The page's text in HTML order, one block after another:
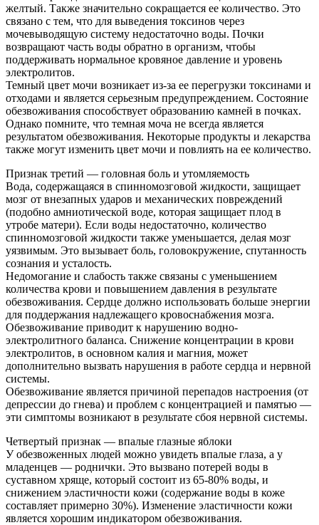
желтый. Также значительно сокращается ее количество. Это
связано с тем, что для выведения токсинов через
мочевыводящую систему недостаточно воды. Почки
возвращают часть воды обратно в организм, чтобы
поддерживать нормальное кровяное давление и уровень
электролитов.
Темный цвет мочи возникает из-за ее перегрузки токсинами и
отходами и является серьезным предупреждением. Состояние
обезвоживания способствует образованию камней в почках.
Однако помните, что темная моча не всегда является
результатом обезвоживания. Некоторые продукты и лекарства
также могут изменить цвет мочи и повлиять на ее количество.
Признак третий — головная боль и утомляемость
Вода, содержащаяся в спинномозговой жидкости, защищает
мозг от внезапных ударов и механических повреждений
(подобно амниотической воде, которая защищает плод в
утробе матери). Если воды недостаточно, количество
спинномозговой жидкости также уменьшается, делая мозг
уязвимым. Это вызывает боль, головокружение, спутанность
сознания и усталость.
Недомогание и слабость также связаны с уменьшением
количества крови и повышением давления в результате
обезвоживания. Сердце должно использовать больше энергии
для поддержания надлежащего кровоснабжения мозга.
Обезвоживание приводит к нарушению водно-
электролитного баланса. Снижение концентрации в крови
электролитов, в основном калия и магния, может
дополнительно вызвать нарушения в работе сердца и нервной
системы.
Обезвоживание является причиной перепадов настроения (от
депрессии до гнева) и проблем с концентрацией и памятью —
эти симптомы возникают в результате сбоя нервной системы.
Четвертый признак — впалые глазные яблоки
У обезвоженных людей можно увидеть впалые глаза, а у
младенцев — роднички. Это вызвано потерей воды в
суставном хряще, который состоит из 65-80% воды, и
снижением эластичности кожи (содержание воды в коже
составляет примерно 30%). Изменение эластичности кожи
является хорошим индикатором обезвоживания.